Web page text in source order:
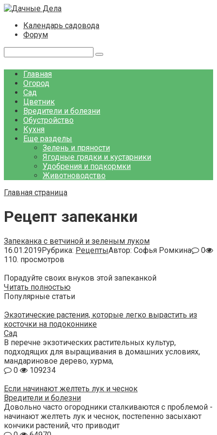
Перейти
контентуКалендарь садовода
Форум
Главная
Огород
Сад
Цветник
Вредители и болезни
Обустройство
Кухня
Еще разделы
Зелень и пряности
Ягодные грядки и кустарники
Удобрения и подкормки
Животноводство
Главная страница
Рецепт запеканки
Запеканка с ветчиной и зеленым луком
16.01.2019Рубрика: РецептыАвтор: Софья Ромкина
0
110. просмотров
Порадуйте своих внуков этой запеканкой
Читать полностью
Популярные статьи
Экзотические растения, которые легко вырастить из
косточки на подоконнике
Сад
В перечне экзотических растительных культур,
подходящих для выращивания в домашних условиях,
мандариновое дерево, хурма,
0
109234
Если начинают желтеть лук и чеснок
Вредители и болезни
Довольно часто огородники сталкиваются с проблемой -
начинают желтеть лук и чеснок, постепенно засыхают
кончики растений, что приводит